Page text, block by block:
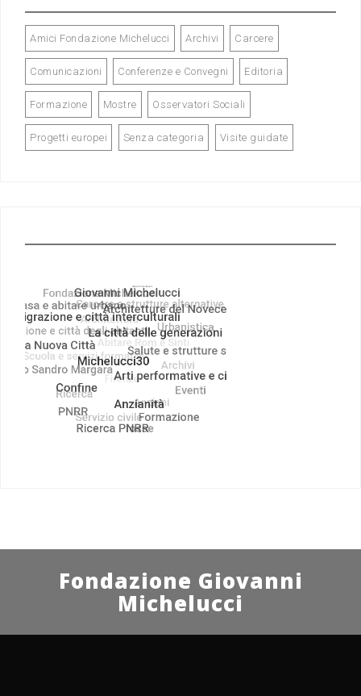
Amici Fondazione Michelucci Archivi Carcere
Comunicazioni Conferenze e Convegni Editoria
Formazione Mostre Osservatori Sociali
Progetti europei Senza categoria Visite guidate
Fondazione Giovanni
Michelucci